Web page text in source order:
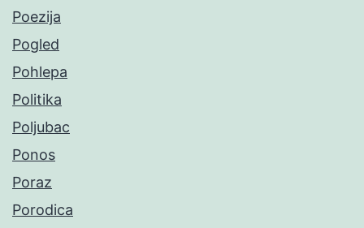
Poezija
Pogled
Pohlepa
Politika
Poljubac
Ponos
Poraz
Porodica